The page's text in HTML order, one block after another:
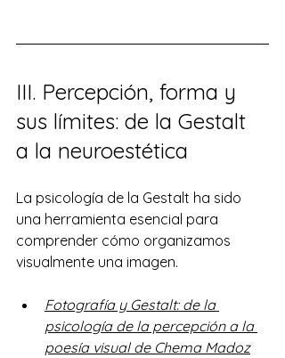
III. Percepción, forma y
sus límites: de la Gestalt
a la neuroestética
La psicología de la Gestalt ha sido
una herramienta esencial para
comprender cómo organizamos
visualmente una imagen.
Fotografía y Gestalt: de la
psicología de la percepción a la
poesía visual de Chema Madoz